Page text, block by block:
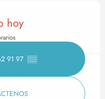
de
hoy
91 97 ▒▒